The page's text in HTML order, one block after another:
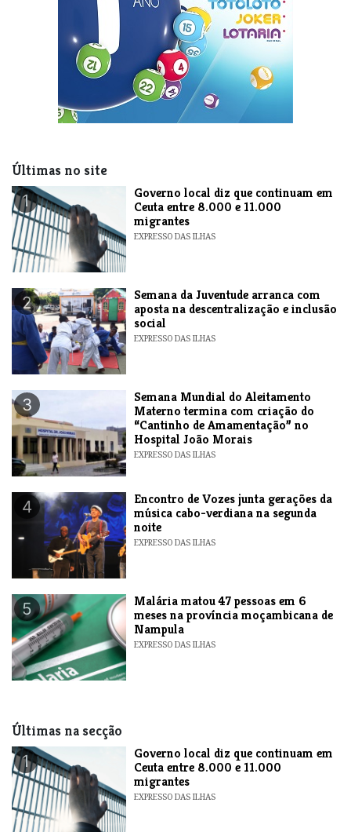
Últimas no site
1
​Governo local diz que continuam em
Ceuta entre 8.000 e 11.000
migrantes
EXPRESSO DAS ILHAS
2
Semana da Juventude arranca com
aposta na descentralização e inclusão
social
EXPRESSO DAS ILHAS
3
Semana Mundial do Aleitamento
Materno termina com criação do
“Cantinho de Amamentação” no
Hospital João Morais
EXPRESSO DAS ILHAS
4
Encontro de Vozes junta gerações da
música cabo-verdiana na segunda
noite
EXPRESSO DAS ILHAS
5
​Malária matou 47 pessoas em 6
meses na província moçambicana de
Nampula
EXPRESSO DAS ILHAS
Últimas na secção
1
​Governo local diz que continuam em
Ceuta entre 8.000 e 11.000
migrantes
EXPRESSO DAS ILHAS